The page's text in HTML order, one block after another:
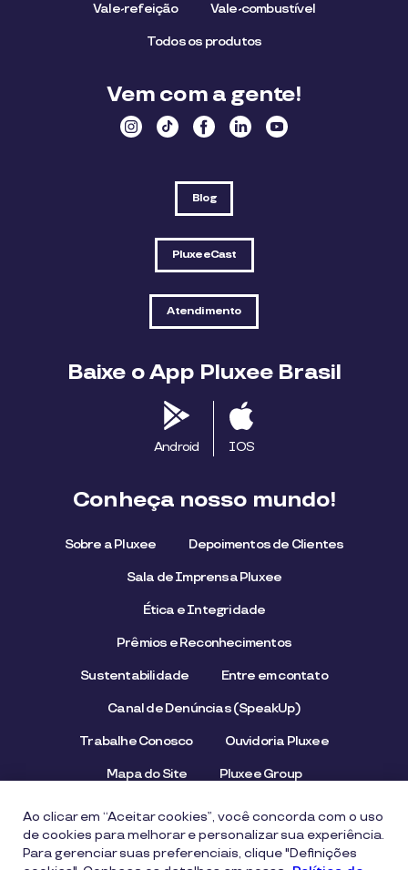
Vale-refeição Vale-combustível
Todos os produtos
Vem com a gente!
Blog
PluxeeCast
Atendimento
Baixe o App Pluxee Brasil
Android IOS
Conheça nosso mundo!
Sobre a Pluxee Depoimentos de Clientes
Sala de Imprensa Pluxee
Ética e Integridade
Prêmios e Reconhecimentos
Sustentabilidade Entre em contato
Canal de Denúncias (SpeakUp)
Trabalhe Conosco Ouvidoria Pluxee
Mapa do Site Pluxee Group
Ao clicar em “Aceitar cookies”, você concorda com o uso
de cookies para melhorar e personalizar sua experiência.
Para gerenciar suas preferenciais, clique "Definições